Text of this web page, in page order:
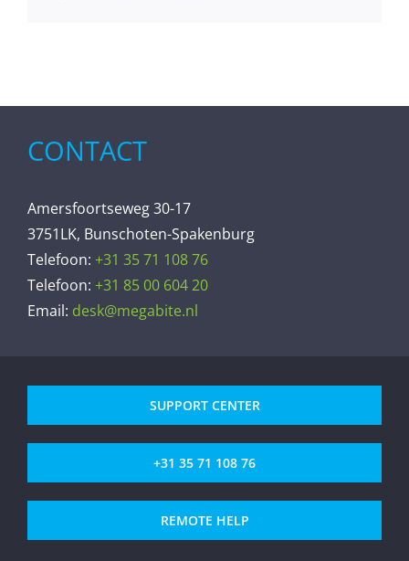
CONTACT
Amersfoortseweg 30-17
3751LK, Bunschoten-Spakenburg
Telefoon: +31 35 71 108 76
Telefoon: +31 85 00 604 20
Email: desk@megabite.nl
SUPPORT CENTER
+31 35 71 108 76
REMOTE HELP